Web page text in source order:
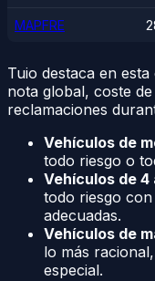
MAPFRE
Tuio destaca en
nota global, coste
reclamaciones
Vehículos de
todo riesgo o
Vehículos de 4
todo riesgo
adecuadas.
Vehículos de
lo más
especial.